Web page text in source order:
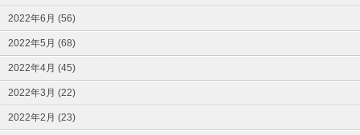
2022年6月 (56)
2022年5月 (68)
2022年4月 (45)
2022年3月 (22)
2022年2月 (23)